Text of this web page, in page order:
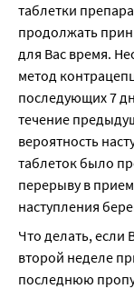
таблетки
продолжать
для Вас время.
метод
последующих 7
течение
вероятность
таблеток было
перерыву в
наступления
Что делать, если
второй неделе
последнюю